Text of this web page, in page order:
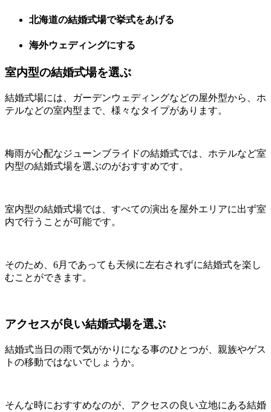
北海道の結婚式場で挙式をあげる
海外ウェディングにする
室内型の結婚式場を選ぶ
結婚式場には、ガーデンウェディングなどの屋外型から、ホ
テルなどの室内型まで、様々なタイプがあります。
梅雨が心配なジューンブライドの結婚式では、ホテルなど室
内型の結婚式場を選ぶのがおすすめです。
室内型の結婚式場では、すべての演出を屋外エリアに出ず室
内で行うことが可能です。
そのため、6月であっても天候に左右されずに結婚式を楽し
むことができます。
アクセスが良い結婚式場を選ぶ
結婚式当日の雨で気がかりになる事のひとつが、親族やゲス
トの移動ではないでしょうか。
そんな時におすすめなのが、アクセスの良い立地にある結婚